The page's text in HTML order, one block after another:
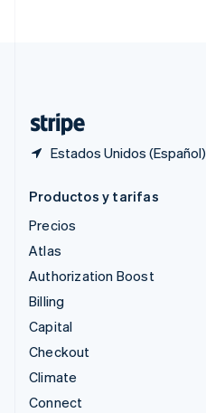
Estados Unidos (Español)
Productos y tarifas
Precios
Atlas
Authorization Boost
Billing
Capital
Checkout
Climate
Connect